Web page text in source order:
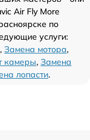
Air Fly More
по
услуги:
, Замена мотора,
камеры, Замена
лопасти.